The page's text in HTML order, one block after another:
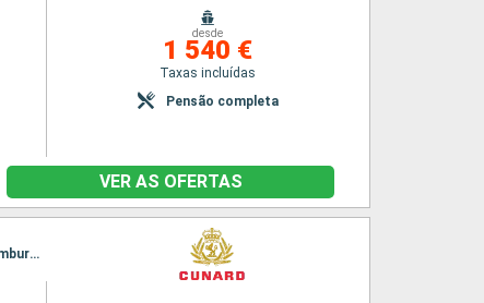
desde
1 540 €
Taxas incluídas
Pensão completa
VER AS OFERTAS
Itinerário : Fort Lauderdale, Porto Canaveral, Praia da vitoria, Southampton, Zeebrugge, Hamburgo